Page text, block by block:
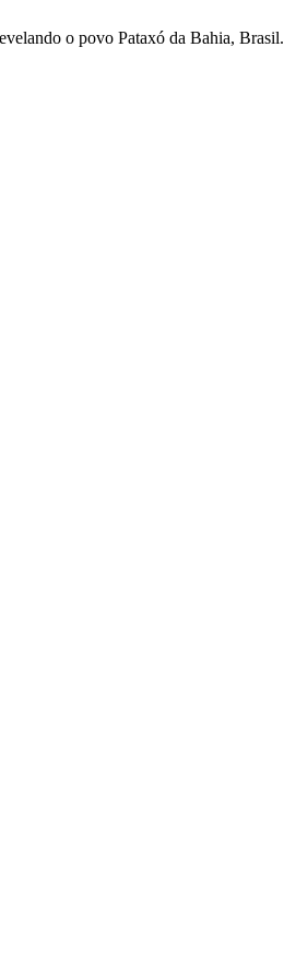
o povo Pataxó da Bahia, Brasil.